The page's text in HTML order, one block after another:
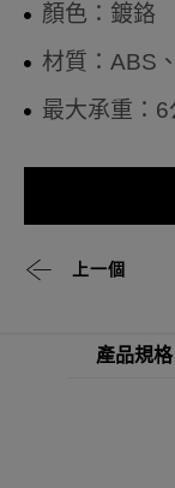
顏色：鍍鉻
材質：ABS
最大承重：6
上一個
產品規格